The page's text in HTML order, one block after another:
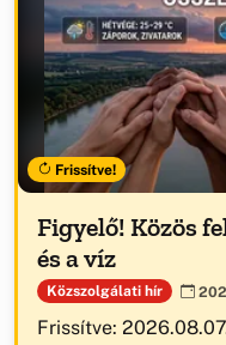
Frissítve!
Figyelő! Közös
és a víz
Közszolgálati hír
Frissítve: